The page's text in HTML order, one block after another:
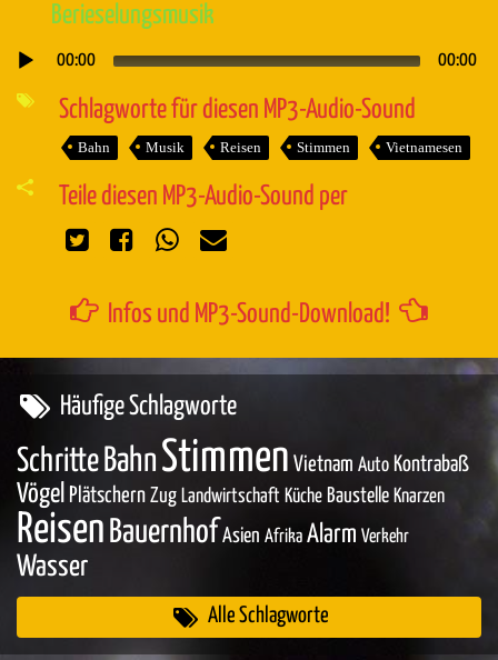
Berieselungsmusik
Audio-
00:00 00:00
Schlagworte für diesen MP3-Audio-Sound
Bahn Musik Reisen Stimmen Vietnamesen
Teile diesen MP3-Audio-Sound per
Infos und MP3-Sound-Download!
Häufige Schlagworte
Schritte Bahn Stimmen Vietnam Auto Kontrabaß
Vögel Plätschern Zug Landwirtschaft Küche Baustelle Knarzen
Reisen Bauernhof Asien Afrika Alarm Verkehr
Wasser
Alle Schlagworte